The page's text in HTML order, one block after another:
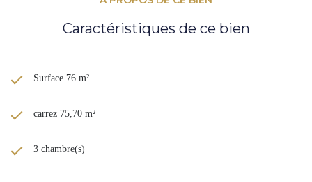
** Prix Frais d'agence inclus 275 600 € - Honoraires à la charge des
acquéreurs de 6 % soit 15 6500 € TTC - net vendeur de 260 000€
Caractéristiques de ce bien
Surface 76 m²
carrez 75,70 m²
3 chambre(s)